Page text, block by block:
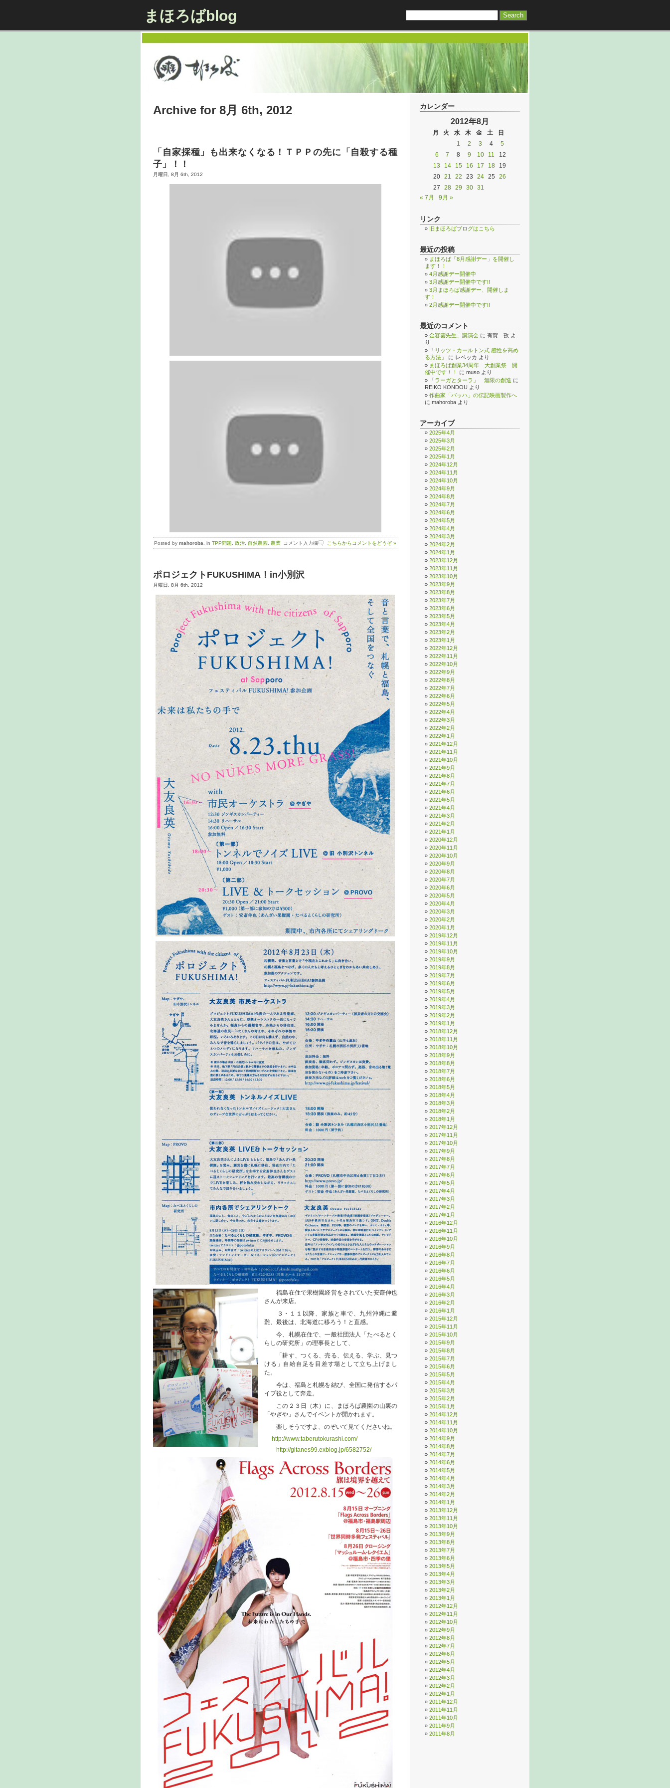
まほろばblog
Archive for 8月 6th, 2012
「自家採種」も出来なくなる！ＴＰＰの先に「自殺する種
子」！！
月曜日, 8月 6th, 2012
Posted by mahoroba , in TPP問題 政治 自然農園 農業 コメント入力欄 こちらからコメントをどうぞ »
ポロジェクトFUKUSHIMA！in小別沢
月曜日, 8月 6th, 2012
福島在住で果樹園経営をされていた安齋伸也
さんが来店。
３・１１以降、家族と車で、九州沖縄に避
難、最後は、北海道に移ろう！と直感。
今、札幌在住で、一般社団法人「たべるとく
らしの研究所」の理事長として、
「耕す、つくる、売る、伝える、学ぶ、見つ
ける」自給自足を目差す場として立ち上げまし
た。
今は、福島と札幌を結び、全国に発信するパ
イプ役として奔走。
この２３日（木）に、まほろば農園の山裏の
「やぎや」さんでイベントが開かれます。
楽しそうですよ、のぞいて見てくださいね。
http://www.taberutokurashi.com/
http://gitanes99.exblog.jp/6582752/
カレンダー
2012年8月
月 火 水 木 金 土
日
1
2 3 4
5
6
7 8 9 10 11
12
13
14 15 16 17 18
19
20 21 22 23 24 25
26
27
28 29 30
31
« 7月
9月 »
リンク
旧まほろばブログはこちら
最近の投稿
まほろば「8月感謝デー」を開催し
ます！！
4月感謝デー開催中
3月感謝デー開催中です!!
3月まほろば感謝デー、開催しま
す！
2月感謝デー開催中です!!
最近のコメント
金容雲先生、講演会 に 有賀 孜 よ
り
「リッツ・カールトン式 感性を高め
る方法」
に レベッカ より
まほろば創業34周年 大創業祭 開
催中です！！
に muso より
「ラーガとターラ」 無限の創造 に
REIKO KONDOU より
作曲家「バッハ」の伝記映画製作へ
に mahoroba より
アーカイブ
2025年4月
2025年3月
2025年2月
2025年1月
2024年12月
2024年11月
2024年10月
2024年9月
2024年8月
2024年7月
2024年6月
2024年5月
2024年4月
2024年3月
2024年2月
2024年1月
2023年12月
2023年11月
2023年10月
2023年9月
2023年8月
2023年7月
2023年6月
2023年5月
2023年4月
2023年2月
2023年1月
2022年12月
2022年11月
2022年10月
2022年9月
2022年8月
2022年7月
2022年6月
2022年5月
2022年4月
2022年3月
2022年2月
2022年1月
2021年12月
2021年11月
2021年10月
2021年9月
2021年8月
2021年7月
2021年6月
2021年5月
2021年4月
2021年3月
2021年2月
2021年1月
2020年12月
2020年11月
2020年10月
2020年9月
2020年8月
2020年7月
2020年6月
2020年5月
2020年4月
2020年3月
2020年2月
2020年1月
2019年12月
2019年11月
2019年10月
2019年9月
2019年8月
2019年7月
2019年6月
2019年5月
2019年4月
2019年3月
2019年2月
2019年1月
2018年12月
2018年11月
2018年10月
2018年9月
2018年8月
2018年7月
2018年6月
2018年5月
2018年4月
2018年3月
2018年2月
2018年1月
2017年12月
2017年11月
2017年10月
2017年9月
2017年8月
2017年7月
2017年6月
2017年5月
2017年4月
2017年3月
2017年2月
2017年1月
2016年12月
2016年11月
2016年10月
2016年9月
2016年8月
2016年7月
2016年6月
2016年5月
2016年4月
2016年3月
2016年2月
2016年1月
2015年12月
2015年11月
2015年10月
2015年9月
2015年8月
2015年7月
2015年6月
2015年5月
2015年4月
2015年3月
2015年2月
2015年1月
2014年12月
2014年11月
2014年10月
2014年9月
2014年8月
2014年7月
2014年6月
2014年5月
2014年4月
2014年3月
2014年2月
2014年1月
2013年12月
2013年11月
2013年10月
2013年9月
2013年8月
2013年7月
2013年6月
2013年5月
2013年4月
2013年3月
2013年2月
2013年1月
2012年12月
2012年11月
2012年10月
2012年9月
2012年8月
2012年7月
2012年6月
2012年5月
2012年4月
2012年3月
2012年2月
2012年1月
2011年12月
2011年11月
2011年10月
2011年9月
2011年8月